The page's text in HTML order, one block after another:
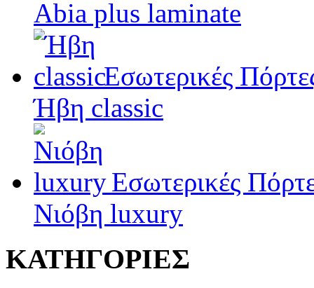
Abia plus laminate
Εσωτερικές
Ήβη classic
Εσωτερικές
Νιόβη luxury
ΚΑΤΗΓΟΡΙΕΣ